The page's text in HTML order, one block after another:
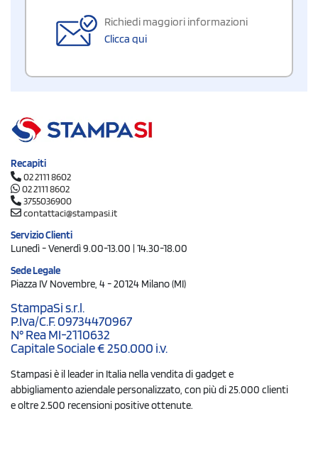
Richiedi maggiori informazioni
Clicca qui
Recapiti
02 2111 8602
02 2111 8602
3755036900
contattaci@stampasi.it
Servizio Clienti
Lunedì - Venerdì 9.00-13.00 | 14.30-18.00
Sede Legale
Piazza IV Novembre, 4 - 20124 Milano (MI)
StampaSi s.r.l.
P.Iva/C.F. 09734470967
N° Rea MI-2110632
Capitale Sociale € 250.000 i.v.
Stampasi è il leader in Italia nella vendita di gadget e
abbigliamento aziendale personalizzato, con più di 25.000 clienti
e oltre 2.500 recensioni positive ottenute.